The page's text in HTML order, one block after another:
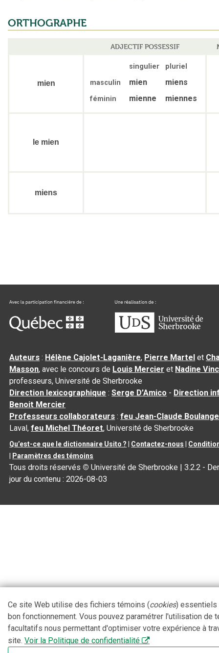
ORTHOGRAPHE
ADJECTIF POSSESSIF
mien
singulier
pluriel
masculin
mien miens
féminin mienne miennes
le mien
miens
Auteurs : Hélène Cajolet-Laganière, Pierre Martel et
Masson, avec le concours de Louis Mercier et Nadine
professeurs, Université de Sherbrooke
Direction lexicographique :Serge D’Amico - Direction
Benoit Mercier
Professeurs collaborateurs :feu Jean-Claude
Laval,feu Michel Théoret, Université de Sherbrooke
Qu’est-ce que le dictionnaire Usito ? | Contactez-nous |
| Paramètres des témoins
Tous droits réservés © Université de Sherbrooke |3.2.2 -
jour du contenu :2026-08-03
Ce site Web utilise des fichiers témoins (cookies) essentiels
bon fonctionnement. Vous pouvez paramétrer l'utilisation de
facultatifs nous permettant d'optimiser votre expérience à
site. Voir la Politique de confidentialité